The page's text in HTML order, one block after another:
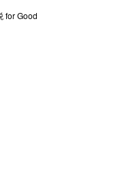
for Good